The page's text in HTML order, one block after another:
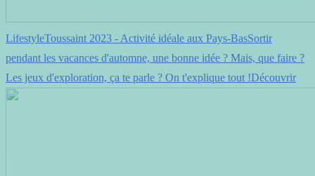
LifestyleToussaint 2023 - Activité idéale aux Pays-BasSortir
pendant les vacances d'automne, une bonne idée ? Mais, que faire ?
Les jeux d'exploration, ça te parle ? On t'explique tout !Découvrir